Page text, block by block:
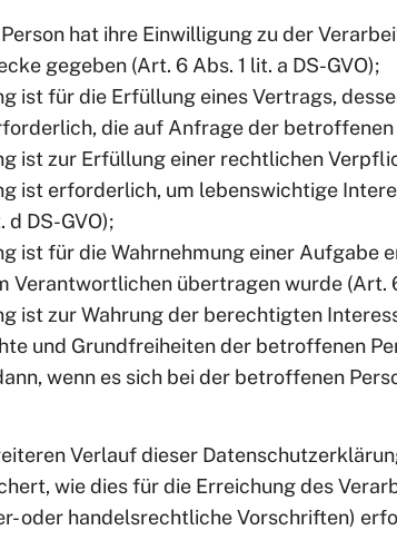
hat ihre Einwilligung zu der
gegeben (Art. 6 Abs. 1 lit. a DS-GVO);
ist für die Erfüllung eines Vertrags,
die auf Anfrage der betroffenen
ist zur Erfüllung einer rechtlichen
ist erforderlich, um lebenswichtige
d DS-GVO);
ist für die Wahrnehmung einer
Verantwortlichen übertragen wurde (Art.
ist zur Wahrung der berechtigten
und Grundfreiheiten der betroffenen
wenn es sich bei der betroffenen
Verlauf dieser
wie dies für die Erreichung des
oder handelsrechtliche Vorschriften)